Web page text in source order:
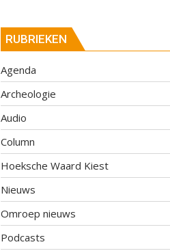
RUBRIEKEN
Agenda
Archeologie
Audio
Column
Hoeksche Waard Kiest
Nieuws
Omroep nieuws
Podcasts